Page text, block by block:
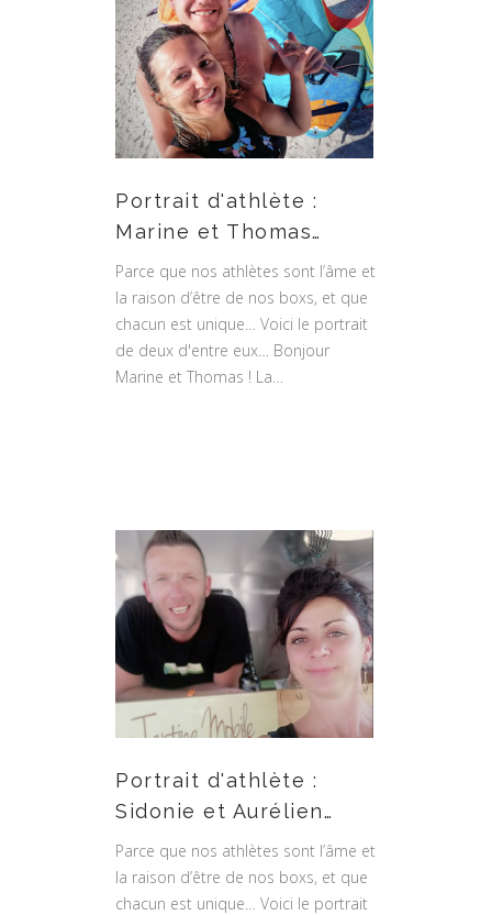
Portrait d'athlète :
Marine et Thomas…
Parce que nos athlètes sont l’âme et
la raison d’être de nos boxs, et que
chacun est unique… Voici le portrait
de deux d'entre eux… Bonjour
Marine et Thomas ! La…
Portrait d'athlète :
Sidonie et Aurélien…
Parce que nos athlètes sont l’âme et
la raison d’être de nos boxs, et que
chacun est unique… Voici le portrait